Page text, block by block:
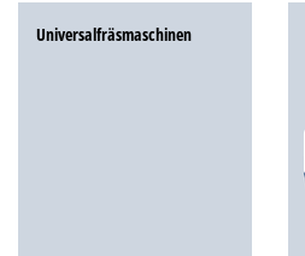
Universalfräs­maschinen